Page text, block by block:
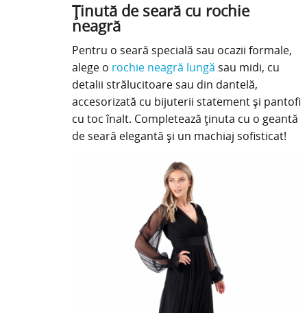
Ținută de seară cu rochie
neagră
Pentru o seară specială sau ocazii formale,
alege o rochie neagră lungă sau midi, cu
detalii strălucitoare sau din dantelă,
accesorizată cu bijuterii statement și pantofi
cu toc înalt. Completează ținuta cu o geantă
de seară elegantă și un machiaj sofisticat!